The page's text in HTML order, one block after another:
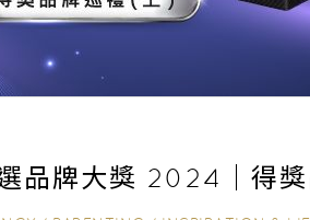
品牌大獎 2024｜得